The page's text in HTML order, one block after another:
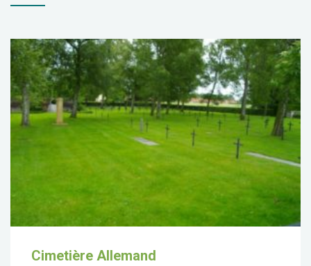
Cimetière Allemand